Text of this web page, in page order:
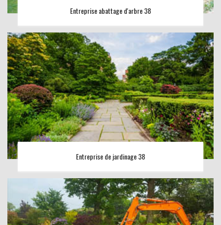
Entreprise abattage d'arbre 38
Entreprise de jardinage 38